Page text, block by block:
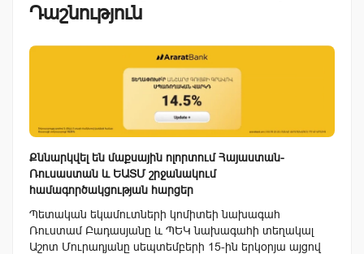
Դաշնություն
Քննարկվել են մաքսային ոլորտում Հայաստան-
Ռուսաստան և ԵԱՏՄ շրջանակում
համագործակցության հարցեր
Պետական եկամուտների կոմիտեի նախագահ
Ռուստամ Բադասյանը և ՊԵԿ նախագահի տեղակալ
Աշոտ Մուրադյանը սեպտեմբերի 15-ին երկօրյա այցով